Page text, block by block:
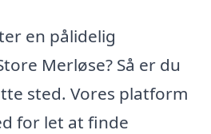
en pålidelig
Merløse? Så er du
sted. Vores platform
for let at finde